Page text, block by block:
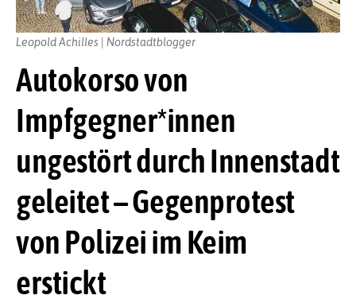
Autokorso von
Impfgegner*innen
ungestört durch Innenstadt
geleitet – Gegenprotest
von Polizei im Keim
erstickt
Leopold Achilles | Nordstadtblogger